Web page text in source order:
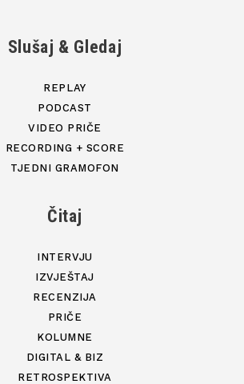
Slušaj & Gledaj
REPLAY
PODCAST
VIDEO PRIČE
RECORDING + SCORE
TJEDNI GRAMOFON
Čitaj
INTERVJU
IZVJEŠTAJ
RECENZIJA
PRIČE
KOLUMNE
DIGITAL & BIZ
RETROSPEKTIVA